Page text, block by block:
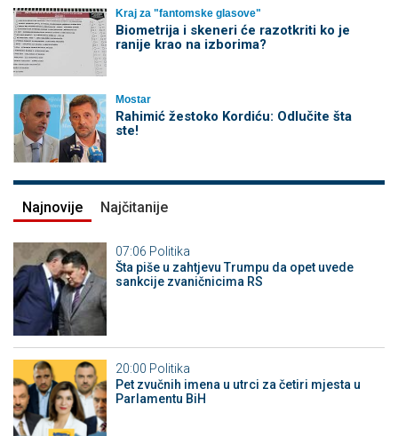
Kraj za "fantomske glasove"
Biometrija i skeneri će razotkriti ko je
ranije krao na izborima?
Mostar
Rahimić žestoko Kordiću: Odlučite šta
ste!
Najnovije Najčitanije
07:06 Politika
Šta piše u zahtjevu Trumpu da opet uvede
sankcije zvaničnicima RS
20:00 Politika
Pet zvučnih imena u utrci za četiri mjesta u
Parlamentu BiH